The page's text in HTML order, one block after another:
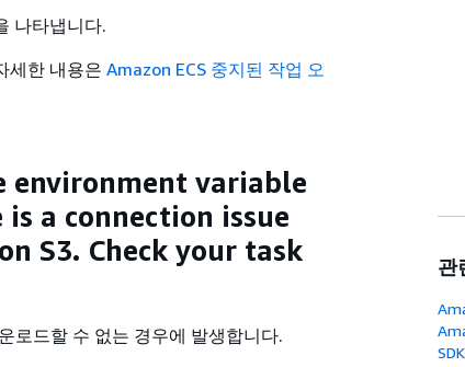
나타냅니다.
세한 내용은 Amazon ECS 중지된 작업 오
environment variable
a connection issue
S3. Check your task
로드할 수 없는 경우에 발생합니다.
관